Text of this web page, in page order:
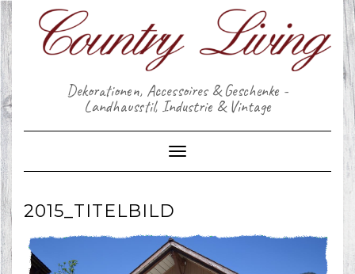
Skip
to
content
Dekorationen, Accessoires & Geschenke -
Landhausstil, Industrie & Vintage
Toggle Navigation
2015_TITELBILD